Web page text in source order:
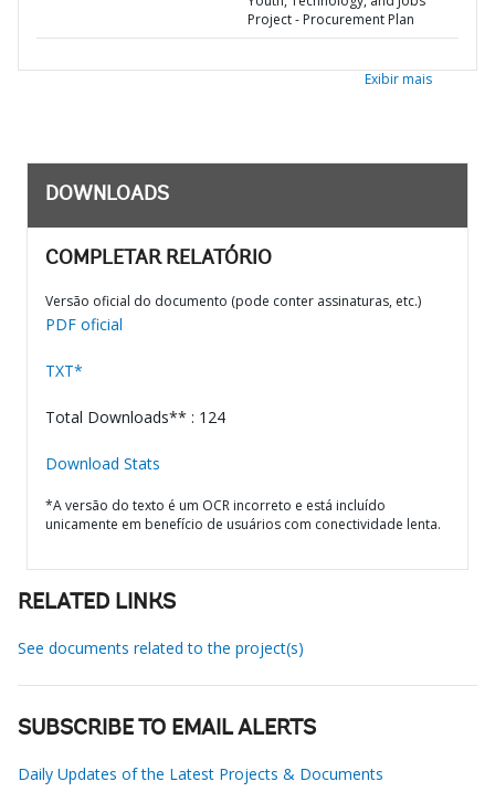
Project - Procurement Plan
Exibir mais
DOWNLOADS
COMPLETAR RELATÓRIO
Versão oficial do documento (pode conter assinaturas, etc.)
PDF oficial
TXT*
Total Downloads** : 124
Download Stats
*A versão do texto é um OCR incorreto e está incluído
unicamente em benefício de usuários com conectividade lenta.
RELATED LINKS
See documents related to the project(s)
SUBSCRIBE TO EMAIL ALERTS
Daily Updates of the Latest Projects & Documents